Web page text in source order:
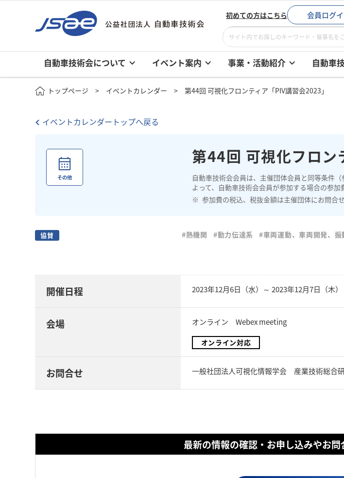
初めての方はこちら 会員ログ
自動車技術会について イベント案内 事業・活動紹介 自動車
トップページ イベントカレンダー 第44回 可視化フロンティア「PIV講習会2023」
イベントカレンダートップへ戻る
第44回 可視化フロン
自動車技術会会員は、主催団体会員と同等条件（
よって、自動車技術会会員が参加する場合の参加
参加費の税込、税抜金額は主催団体にお問合せ
その他
協賛 #熱機関 #動力伝達系 #車両運動、車両開発、
開催日程 2023年12月6日（水）～ 2023年12月7日（木）
会場 オンライン Webex meeting
オンライン対応
お問合せ 一般社団法人可視化情報学会 産業技術総
最新の情報の確認・お申し込みやお